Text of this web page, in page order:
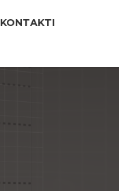
KONTAKTI